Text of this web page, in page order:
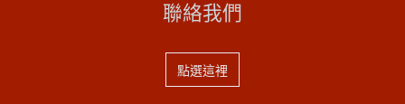
聯絡我們
點選這裡